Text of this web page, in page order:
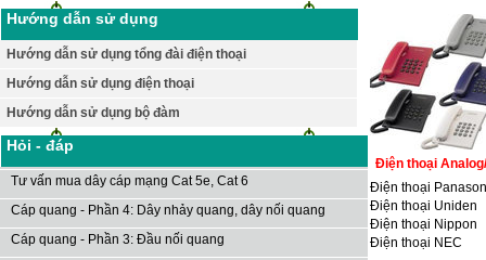
Hướng dẫn sử dụng
Hướng dẫn sử dụng tổng đài điện thoại
Hướng dẫn sử dụng điện thoại
Hướng dẫn sử dụng bộ đàm
Hỏi - đáp
Tư vấn mua dây cáp mạng Cat 5e, Cat 6
Cáp quang - Phần 4: Dây nhảy quang, dây nối quang
Cáp quang - Phần 3: Đầu nối quang
Điện thoại
Điện thoại
Điện thoại Uniden
Điện thoại Nippon
Điện thoại NEC